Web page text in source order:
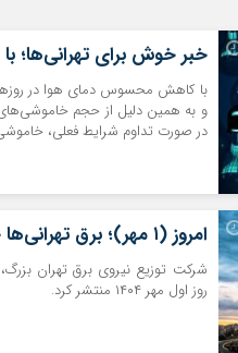
کسب و کارهای حوزه کشاورزی
خبر خوش برای تهرانی‌ها؛
با کاهش محسوس دمای هوا در
و به همین دلیل از حجم
در صورت تداوم شرایط فعلی،
امروز (۱ مهر)؛ برق تهرانی‌ها چه ساعاتی قطع می‌شود؟+لینک
شرکت توزیع نیروی برق تهران
روز اول مهر ۱۴۰۴ منتشر کرد.